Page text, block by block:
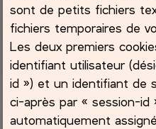
sont de petits fichiers
fichiers temporaires de
Les deux premiers
identifiant utilisateur
id ») et un identifiant de
ci-après par « session-id
automatiquement